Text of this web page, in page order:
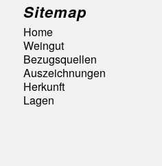
Sitemap
Home
Weingut
Bezugsquellen
Auszeichnungen
Herkunft
Lagen